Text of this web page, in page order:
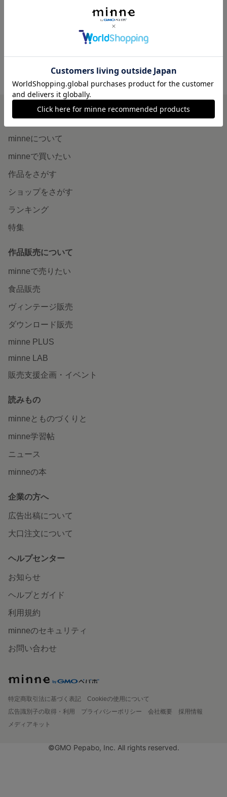
再販〜Open価格!!〜 おむつケーキ ミニおむつケーキ ナチュラル プチギフト お洒落 出産祝い
1,500円
minneを知る
minneについて
minneで買いたい
作品をさがす
ショップをさがす
ランキング
特集
作品販売について
minneで売りたい
食品販売
ヴィンテージ販売
ダウンロード販売
minne PLUS
minne LAB
販売支援企画・イベント
読みもの
minneとものづくりと
minne学習帖
ニュース
minneの本
企業の方へ
広告出稿について
大口注文について
ヘルプセンター
お知らせ
ヘルプとガイド
利用規約
minneのセキュリティ
お問い合わせ
特定商取引法に基づく表記
Cookieの使用について
広告識別子の取得・利用
プライバシーポリシー 会社概要
採用情報
メディアキット
©GMO Pepabo, Inc. All rights reserved.